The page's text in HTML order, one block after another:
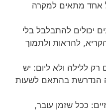
אחד מתאים למקרה
יכולים להתבלבל בלי
להראות ולתמוך
ללילה ולא ליום: יש
הנדרשת בהתאם לשעות
ככל שזמן עובר,